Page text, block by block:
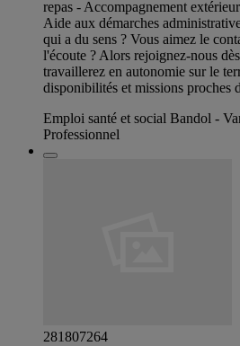
repas - Accompagnement
Aide aux démarches
qui a du sens ? Vous aimez le
l'écoute ? Alors rejoignez-nous
travaillerez en autonomie sur le
disponibilités et missions proches
Emploi santé et social Bandol -
Professionnel
281807264